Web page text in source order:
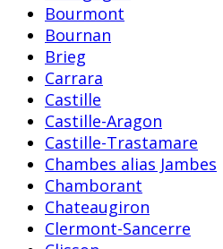
Bourmont
Bournan
Brieg
Carrara
Castille
Castille-Aragon
Castille-Trastamare
Chambes alias Jambes
Chamborant
Chateaugiron
Clermont-Sancerre